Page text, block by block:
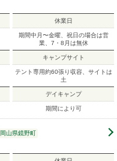
休業日
期間中月〜金曜、祝日の場合は営
業、7・8月は無休
キャンプサイト
テント専用約60張り収容、サイトは
土
デイキャンプ
期間により可
岡山県鏡野町